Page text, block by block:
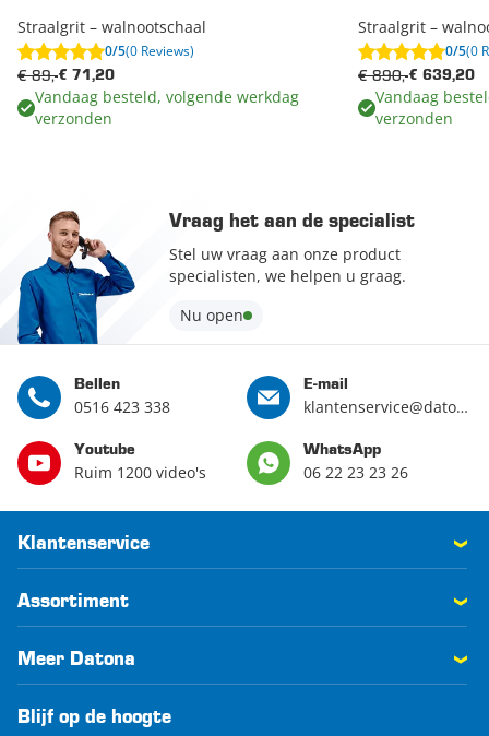
Straalgrit – walnootschaal
0/5(0 Reviews)
€ 71,20
€ 89,-
Vandaag besteld, volgende werkdag
verzonden
Straalgrit –
0/5(0
€ 639,20
€ 890,-
Vandaag
verzonden
Vraag het aan de specialist
Stel uw vraag aan onze product
specialisten, we helpen u graag.
Nu open
Bellen
0516 423 338
E-mail
klantenservice@datona.nl
Youtube
Ruim 1200 video's
WhatsApp
06 22 23 23 26
Klantenservice
Assortiment
Meer Datona
Blijf op de hoogte